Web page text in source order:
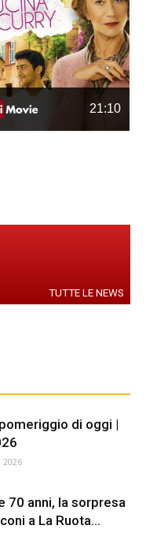
21:10
TUTTE LE NEWS
di oggi |
2026
70 anni, la sorpresa
a La Ruota...